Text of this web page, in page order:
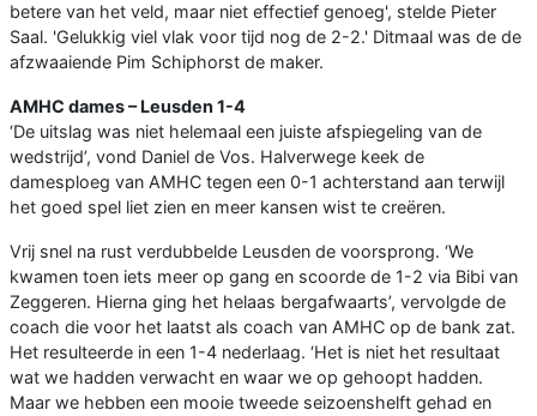
betere van het veld, maar niet effectief genoeg', stelde Pieter
Saal. 'Gelukkig viel vlak voor tijd nog de 2-2.' Ditmaal was de de
afzwaaiende Pim Schiphorst de maker.
AMHC dames – Leusden 1-4
‘De uitslag was niet helemaal een juiste afspiegeling van de
wedstrijd’, vond Daniel de Vos. Halverwege keek de
damesploeg van AMHC tegen een 0-1 achterstand aan terwijl
het goed spel liet zien en meer kansen wist te creëren.
Vrij snel na rust verdubbelde Leusden de voorsprong. ‘We
kwamen toen iets meer op gang en scoorde de 1-2 via Bibi van
Zeggeren. Hierna ging het helaas bergafwaarts’, vervolgde de
coach die voor het laatst als coach van AMHC op de bank zat.
Het resulteerde in een 1-4 nederlaag. ‘Het is niet het resultaat
wat we hadden verwacht en waar we op gehoopt hadden.
Maar we hebben een mooie tweede seizoenshelft gehad en